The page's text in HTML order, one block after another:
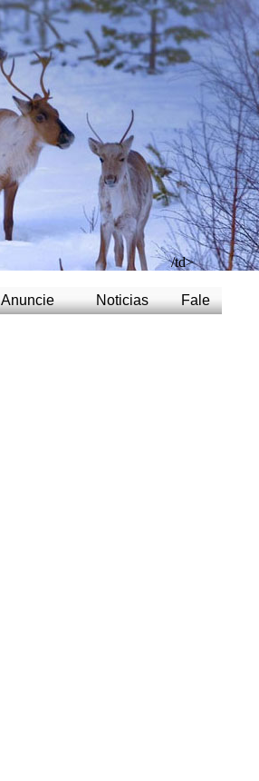
/td>
Anuncie Noticias Fale